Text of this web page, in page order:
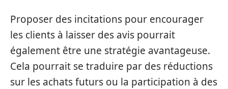
Proposer des incitations pour encourager
les clients à laisser des avis pourrait
également être une stratégie avantageuse.
Cela pourrait se traduire par des réductions
sur les achats futurs ou la participation à des